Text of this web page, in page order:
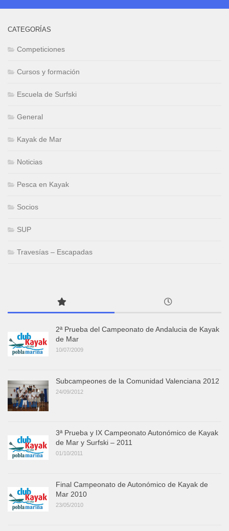
CATEGORÍAS
Competiciones
Cursos y formación
Escuela de Surfski
General
Kayak de Mar
Noticias
Pesca en Kayak
Socios
SUP
Travesías – Escapadas
2ª Prueba del Campeonato de Andalucia de Kayak
de Mar
10/07/2009
Subcampeones de la Comunidad Valenciana 2012
24/09/2012
3ª Prueba y IX Campeonato Autonómico de Kayak
de Mar y Surfski – 2011
01/10/2011
Final Campeonato de Autonómico de Kayak de
Mar 2010
23/05/2010